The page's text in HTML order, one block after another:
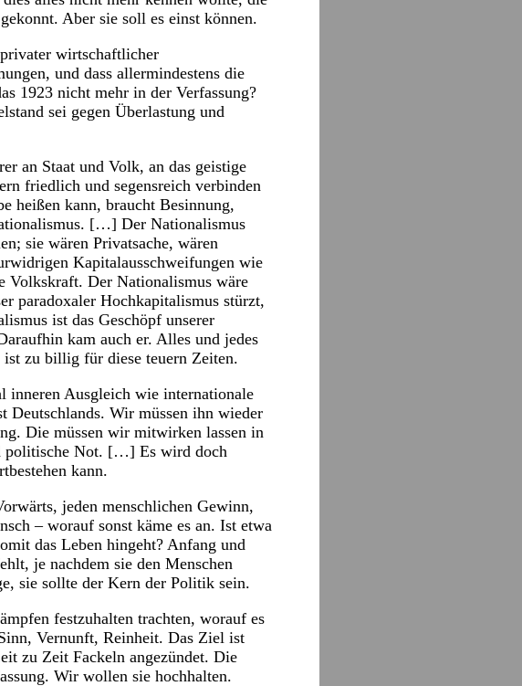
Aber sie soll es einst können.
wirtschaftlicher
und dass allermindestens die
1923 nicht mehr in der Verfassung?
sei gegen Überlastung und
an Staat und Volk, an das geistige
friedlich und segensreich verbinden
heißen kann, braucht Besinnung,
[…] Der Nationalismus
sie wären Privatsache, wären
Kapitalausschweifungen wie
Volkskraft. Der Nationalismus wäre
paradoxaler Hochkapitalismus stürzt,
ist das Geschöpf unserer
kam auch er. Alles und jedes
zu billig für diese teuern Zeiten.
inneren Ausgleich wie internationale
Deutschlands. Wir müssen ihn wieder
Die müssen wir mitwirken lassen in
politische Not. […] Es wird doch
kann.
jeden menschlichen Gewinn,
– worauf sonst käme es an. Ist etwa
das Leben hingeht? Anfang und
je nachdem sie den Menschen
sie sollte der Kern der Politik sein.
festzuhalten trachten, worauf es
Vernunft, Reinheit. Das Ziel ist
zu Zeit Fackeln angezündet. Die
Wir wollen sie hochhalten.